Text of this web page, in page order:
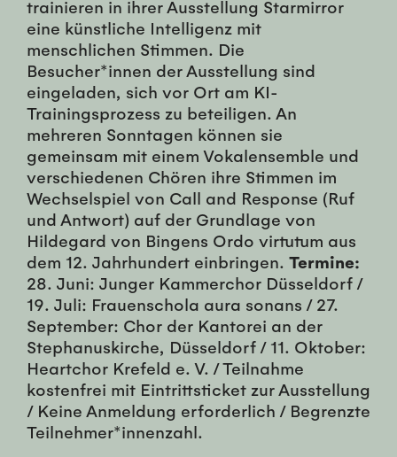
trainieren in ihrer Ausstellung Starmirror
eine künstliche Intelligenz mit
menschlichen Stimmen. Die
Besucher*innen der Ausstellung sind
eingeladen, sich vor Ort am KI-
Trainingsprozess zu beteiligen. An
mehreren Sonntagen können sie
gemeinsam mit einem Vokalensemble und
verschiedenen Chören ihre Stimmen im
Wechselspiel von Call and Response (Ruf
und Antwort) auf der Grundlage von
Hildegard von Bingens Ordo virtutum aus
dem 12. Jahrhundert einbringen. Termine:
28. Juni: Junger Kammerchor Düsseldorf /
19. Juli: Frauenschola aura sonans / 27.
September: Chor der Kantorei an der
Stephanuskirche, Düsseldorf / 11. Oktober:
Heartchor Krefeld e. V. / Teilnahme
kostenfrei mit Eintrittsticket zur Ausstellung
/ Keine Anmeldung erforderlich / Begrenzte
Teilnehmer*innenzahl.